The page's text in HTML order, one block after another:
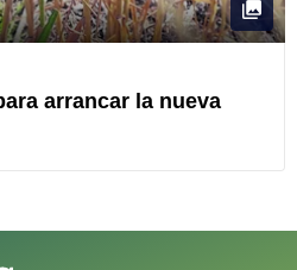
arrancar la nueva